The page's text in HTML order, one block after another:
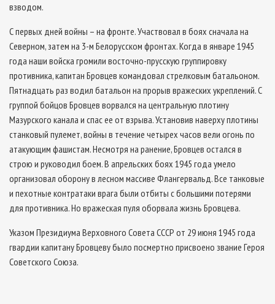
взводом.
С первых дней войны – на фронте. Участвовал в боях сначала на
Северном, затем на 3-м Белорусском фронтах. Когда в январе 1945
года наши войска громили восточно-прусскую группировку
противника, капитан Бровцев командовал стрелковым батальоном.
Пятнадцать раз водил батальон на прорыв вражеских укреплений. С
группой бойцов Бровцев ворвался на центральную плотину
Мазурского канала и спас ее от взрыва. Установив наверху плотины
станковый пулемет, войны в течение четырех часов вели огонь по
атакующим фашистам. Несмотря на ранение, Бровцев остался в
строю и руководил боем. В апрельских боях 1945 года умело
организовал оборону в лесном массиве Флангервальд. Все танковые
и пехотные контратаки врага были отбиты с большими потерями
для противника. Но вражеская пуля оборвала жизнь Бровцева.
Указом Президиума Верховного Совета СССР от 29 июня 1945 года
гвардии капитану Бровцеву было посмертно присвоено звание Героя
Советского Союза.